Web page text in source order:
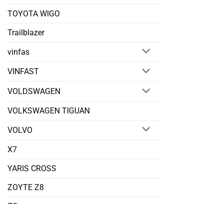
TOYOTA WIGO
Trailblazer
vinfas
VINFAST
VOLDSWAGEN
VOLKSWAGEN TIGUAN
VOLVO
X7
YARIS CROSS
ZOYTE Z8